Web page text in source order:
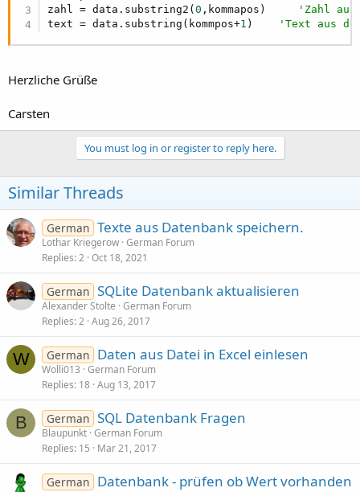
zahl = data.substring2(0 ,kommapos)
'Zahl aus
text = data.substring(kommpos+1 ) 'Text aus
Herzliche Grüße
Carsten
You must log in or register to reply here.
Similar Threads
German Texte aus Datenbank speichern.
Lothar Kriegerow German Forum
Replies 2 Oct 18, 2021
German SQLite Datenbank aktualisieren
Alexander Stolte German Forum
Replies 2 Aug 26, 2017
W German Daten aus Datei in Excel einlesen
Wolli013 German Forum
Replies 18 Aug 13, 2017
B German SQL Datenbank Fragen
Blaupunkt German Forum
Replies 15 Mar 21, 2017
German Datenbank - prüfen ob Wert vorhanden